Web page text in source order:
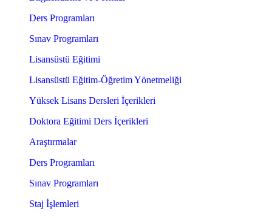
Ders Programları
Sınav Programları
Lisansüstü Eğitimi
Lisansüstü Eğitim-Öğretim Yönetmeliği
Yüksek Lisans Dersleri İçerikleri
Doktora Eğitimi Ders İçerikleri
Araştırmalar
Ders Programları
Sınav Programları
Staj İşlemleri